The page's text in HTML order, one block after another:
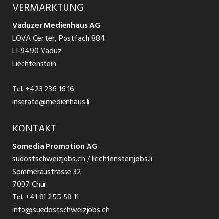
Jobs in St. Gallen
Jobs in Glarus
Jobs in der Südostschweiz
Temporär Jobs
Teilzeit Jobs
Praktikum
Schnittstelle
Ratgeber Bewerbung / Rekrutierung
AGB
Datenschutzbestimmungen
Nutzungsbedingungen
Impressum
VERMARKTUNG
Vaduzer Medienhaus AG
LOVA Center, Postfach 884
LI-9490 Vaduz
Liechtenstein
Tel. +423 236 16 16
inserate@medienhaus.li
KONTAKT
Somedia Promotion AG
südostschweizjobs.ch / liechtensteinjobs.li
Sommeraustrasse 32
7007 Chur
Tel. +41 81 255 58 11
info@suedostschweizjobs.ch